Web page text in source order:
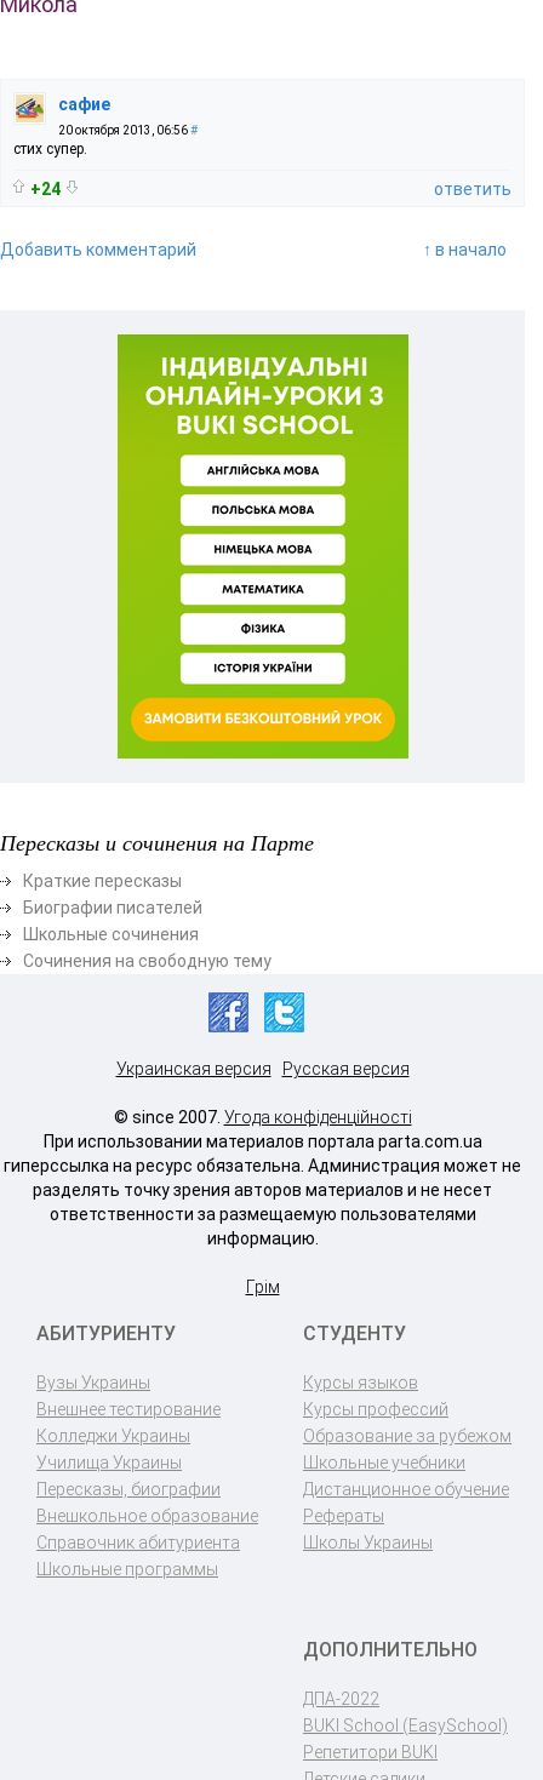
сафие
20 октября 2013, 06:56#
стих супер.
+24 ответить
Добавить комментарий ↑ в начало
Пересказы и сочинения на Парте
Краткие пересказы
Биографии писателей
Школьные сочинения
Сочинения на свободную тему
Украинская версия Русская версия
© since 2007. Угода конфіденційності
При использовании материалов портала parta.com.ua
гиперссылка на ресурс обязательна. Администрация может не
разделять точку зрения авторов материалов и не несет
ответственности за размещаемую пользователями
информацию.
Грім
АБИТУРИЕНТУ
Вузы Украины
Внешнее тестирование
Колледжи Украины
Училища Украины
Пересказы, биографии
Внешкольное образование
Справочник абитуриента
Школьные программы
СТУДЕНТУ
Курсы языков
Курсы профессий
Образование за рубежом
Школьные учебники
Дистанционное обучение
Рефераты
Школы Украины
ДОПОЛНИТЕЛЬНО
ДПА-2022
BUKI School (EasySchool)
Репетитори BUKI